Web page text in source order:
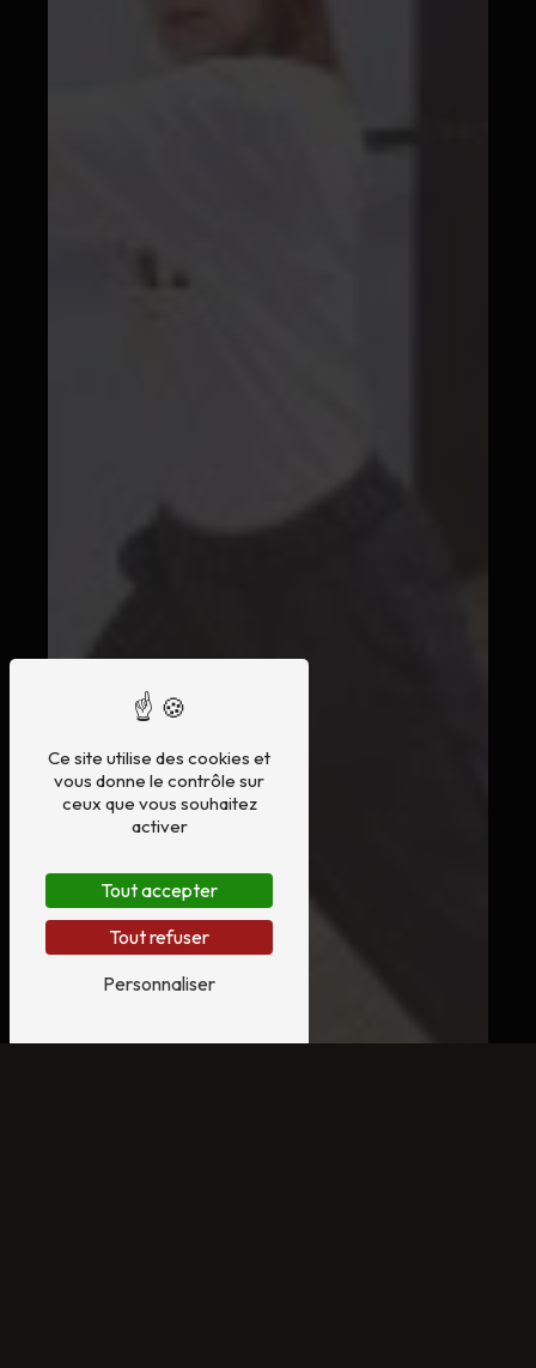
Ce site utilise des cookies et
vous donne le contrôle sur
ceux que vous souhaitez
activer
Tout accepter
Tout refuser
Personnaliser